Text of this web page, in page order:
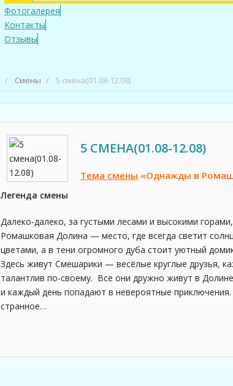
Фотогалерея
Контакты
Отзывы
/ Смены / 5 смена(01.08-12.08)
5 СМЕНА(01.08-12.08)
Тема смены «Однажды в
Легенда смены
Далеко-далеко, за густыми лесами и высокими
Ромашковая Долина — место, где всегда светит
цветами, а в тени огромного дуба стоит уютный
Здесь живут Смешарики — весёлые круглые друзья,
талантлив по-своему. Все они дружно живут в
и каждый день попадают в невероятные
странное…